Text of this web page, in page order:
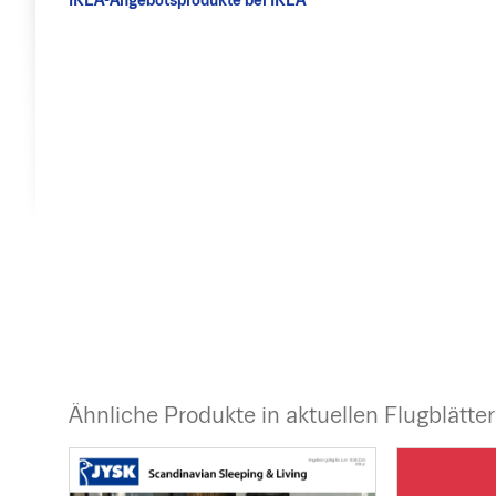
Ähnliche Produkte in aktuellen